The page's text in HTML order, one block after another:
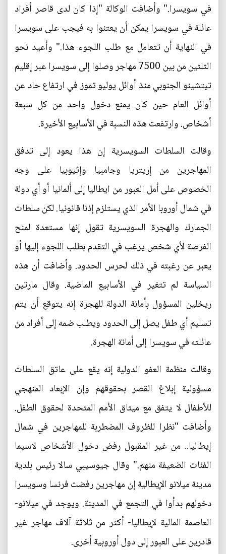
في سويسرا." وأضافت الوكالة "إذا كان لدى قاصر أفراد
عائلة في سويسرا يمكن أن يعتنوا به فيجب على سويسرا
في النهاية أن تتعامل مع طلب اللجوء هذا." وأعيد نحو
الثلثين من بين 7500 مهاجر وصلوا إلى سويسرا عبر إقليم
تيتشينو الجنوبي منذ أوائل يوليو تموز في ارتفاع حاد عن
أوائل العام حين كان يمنع دخول واحد من كل سبعة
أشخاص. وارتفعت هذه النسبة في الأسابيع الأخيرة.
وقالت السلطات السويسرية إن هذا يعود إلى تدفق
المهاجرين من إريتريا وجامبيا وإثيوبيا على وجه
الخصوص على أمل العبور من ايطاليا إلى ألمانيا أو أي دولة
في شمال أوروبا الأمر الذي يستلزم إذنا قانونيا. لكن سلطات
الجمارك والهجرة السويسرية تقول إنها مستعدة لمنح
الفرصة لأي شخص يرغب في التقدم بطلب اللجوء إليها أو
يعبر عن رغبته في ذلك لحرس الحدود. وأضافت أن هذه
السياسة لم تتغير في الأسابيع الماضية. وقال مارتين
ريخلين المسؤول بأمانة الدولة للهجرة إنه يتوقع أن يتم
تسليم أي طفل يصل إلى الحدود ويطلب ضمه إلى أفراد من
عائلته في سويسرا إلى أمانة الهجرة.
وقالت منظمة العفو الدولية إنه يقع على عاتق السلطات
مسؤولية إبلاغ القصر بحقوقهم وإن الإبعاد المنهجي
للأطفال لا يتفق مع ميثاق الأمم المتحدة لحقوق الطفل.
وأضافت "نظرا للظروف المضطربة للمهاجرين في شمال
إيطاليا.. من غير المقبول رفض دخول الأشخاص لاسيما
الفئات الضعيفة منهم." وقال جيوسيبي سالا رئيس بلدية
مدينة ميلانو الإيطالية إن مهاجرين رفضت فرنسا وسويسرا
دخولهم بدأوا في التجمع في المدينة. ويوجد في ميلانو-
العاصمة المالية لإيطاليا- أكثر من ثلاثة آلاف مهاجر غير
قادرين على العبور إلى دول أوروبية أخرى.